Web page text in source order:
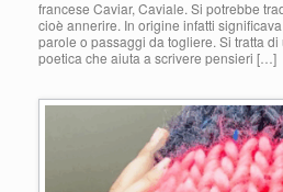
francese Caviar, Caviale. Si potrebbe
cioè annerire. In origine infatti
parole o passaggi da togliere. Si tratta
poetica che aiuta a scrivere pensieri […]